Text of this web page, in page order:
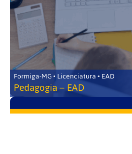
Formiga-MG • Licenciatura • EAD
Pedagogia – EAD